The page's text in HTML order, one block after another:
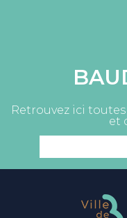
Retrouvez ici
et